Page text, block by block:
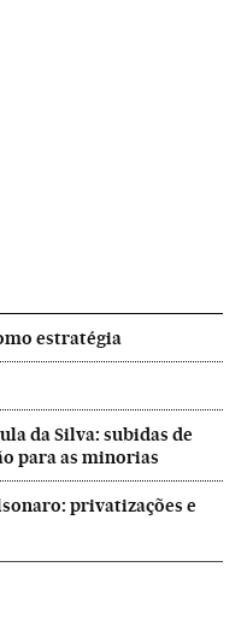
estratégia
da Silva: subidas de
para as minorias
privatizações e